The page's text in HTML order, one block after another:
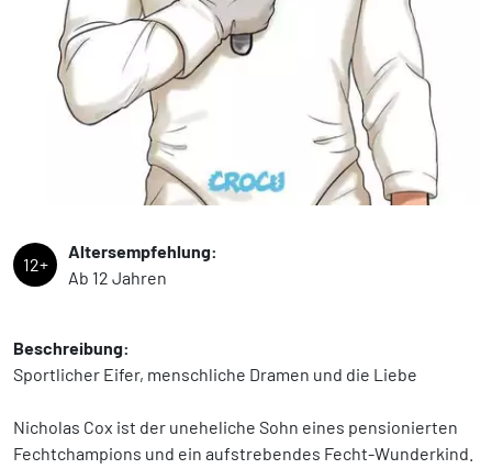
12+
Altersempfehlung:
Ab 12 Jahren
Beschreibung:
Sportlicher Eifer, menschliche Dramen und die Liebe
Nicholas Cox ist der uneheliche Sohn eines pensionierten
Fechtchampions und ein aufstrebendes Fecht-Wunderkind.